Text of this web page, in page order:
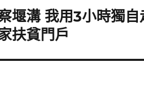
堰溝 我用3小時獨
扶貧門戶